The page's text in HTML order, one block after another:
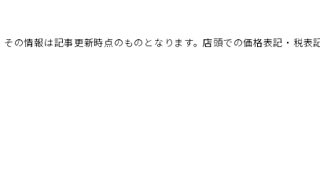
の情報は記事更新時点のものとなります。店頭での価格表記・税表